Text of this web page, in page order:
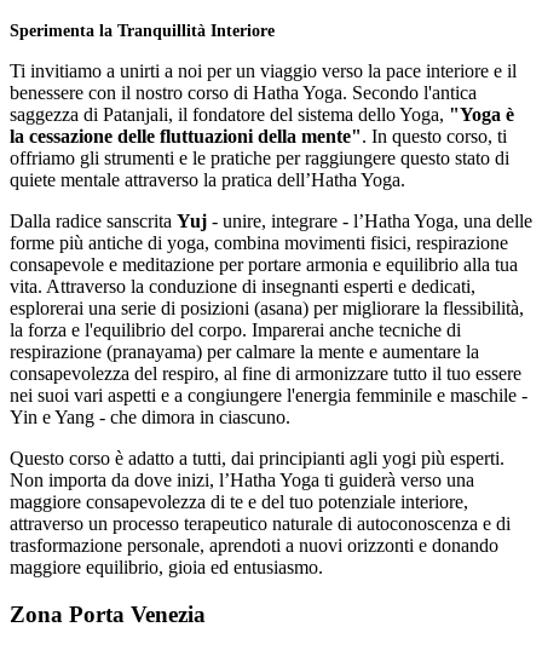
Sperimenta la Tranquillità Interiore
Ti invitiamo a unirti a noi per un viaggio verso la pace interiore e il
benessere con il nostro corso di Hatha Yoga. Secondo l'antica
saggezza di Patanjali, il fondatore del sistema dello Yoga, "Yoga è
la cessazione delle fluttuazioni della mente". In questo corso, ti
offriamo gli strumenti e le pratiche per raggiungere questo stato di
quiete mentale attraverso la pratica dell’Hatha Yoga.
Dalla radice sanscrita Yuj - unire, integrare - l’Hatha Yoga, una delle
forme più antiche di yoga, combina movimenti fisici, respirazione
consapevole e meditazione per portare armonia e equilibrio alla tua
vita. Attraverso la conduzione di insegnanti esperti e dedicati,
esplorerai una serie di posizioni (asana) per migliorare la flessibilità,
la forza e l'equilibrio del corpo. Imparerai anche tecniche di
respirazione (pranayama) per calmare la mente e aumentare la
consapevolezza del respiro, al fine di armonizzare tutto il tuo essere
nei suoi vari aspetti e a congiungere l'energia femminile e maschile -
Yin e Yang - che dimora in ciascuno.
Questo corso è adatto a tutti, dai principianti agli yogi più esperti.
Non importa da dove inizi, l’Hatha Yoga ti guiderà verso una
maggiore consapevolezza di te e del tuo potenziale interiore,
attraverso un processo terapeutico naturale di autoconoscenza e di
trasformazione personale, aprendoti a nuovi orizzonti e donando
maggiore equilibrio, gioia ed entusiasmo.
Zona Porta Venezia